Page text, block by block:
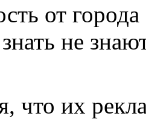
от
не
что их